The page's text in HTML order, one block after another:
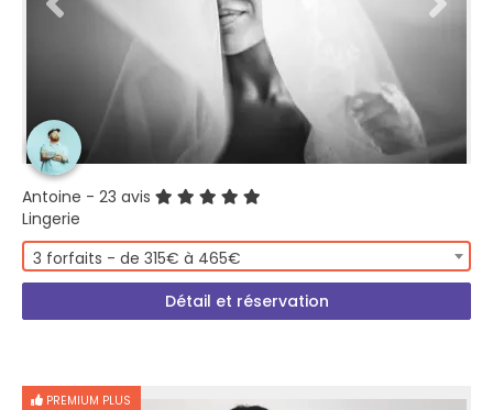
Antoine - 23 avis
Lingerie
3 forfaits - de 315€ à 465€
Détail et réservation
PREMIUM PLUS